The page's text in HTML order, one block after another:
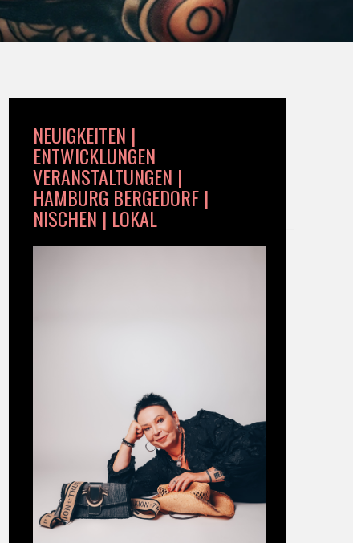
NEUIGKEITEN |
ENTWICKLUNGEN
VERANSTALTUNGEN |
HAMBURG BERGEDORF |
NISCHEN | LOKAL